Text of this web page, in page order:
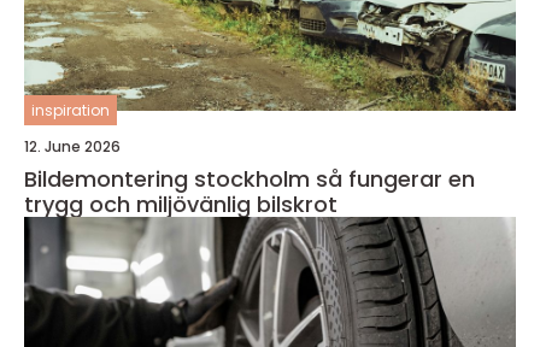
inspiration
12. June 2026
Bildemontering stockholm så fungerar en
trygg och miljövänlig bilskrot